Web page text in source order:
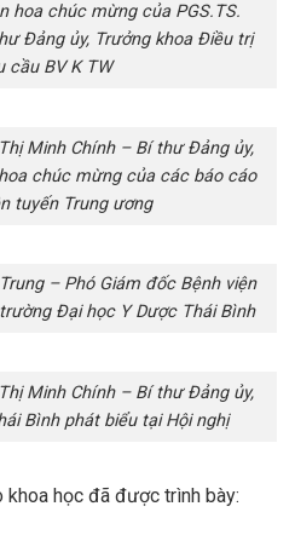
hoa chúc mừng của PGS.TS.
Đảng ủy, Trưởng khoa Điều trị
cầu BV K TW
Minh Chính – Bí thư Đảng ủy,
chúc mừng của các báo cáo
tuyến Trung ương
– Phó Giám đốc Bệnh viện
Đại học Y Dược Thái Bình
Minh Chính – Bí thư Đảng ủy,
Bình phát biểu tại Hội nghị
học đã được trình bày: